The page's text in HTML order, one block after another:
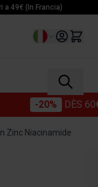
a 49€ (In Francia)
Lingua
DÈS 60€|
Zinc Niacinamide